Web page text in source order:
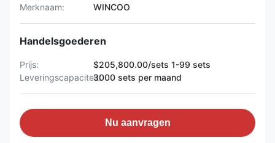
Merknaam: WINCOO
Handelsgoederen
Prijs:
$205,800.00/sets 1-99 sets
Leveringscapaciteit:3000 sets per maand
Nu aanvragen